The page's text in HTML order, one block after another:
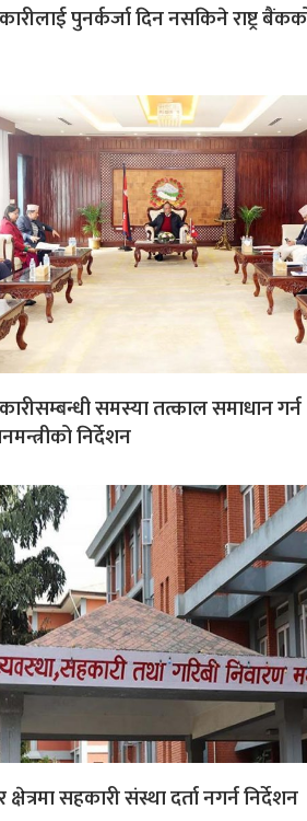
पुनर्कर्जा दिन नसकिने राष्ट्र
समस्या तत्काल समाधान गर्न
निर्देशन
सहकारी संस्था दर्ता नगर्न निर्देशन